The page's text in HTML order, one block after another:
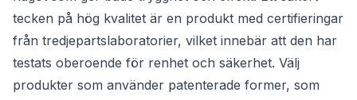
tecken på hög kvalitet är en produkt med certifieringar
från tredjepartslaboratorier, vilket innebär att den har
testats oberoende för renhet och säkerhet. Välj
produkter som använder patenterade former, som